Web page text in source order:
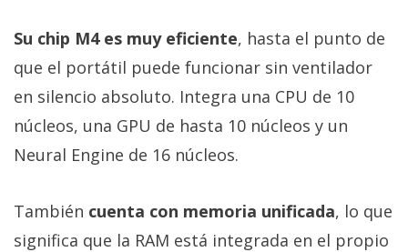
Su chip M4 es muy eficiente, hasta el punto de
que el portátil puede funcionar sin ventilador
en silencio absoluto. Integra una CPU de 10
núcleos, una GPU de hasta 10 núcleos y un
Neural Engine de 16 núcleos.
También cuenta con memoria unificada, lo que
significa que la RAM está integrada en el propio